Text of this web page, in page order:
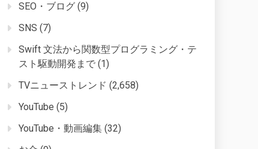
SEO・ブログ (9)
SNS (7)
Swift 文法から関数型プログラミング・テ
スト駆動開発まで (1)
TVニューストレンド (2,658)
YouTube (5)
YouTube・動画編集 (32)